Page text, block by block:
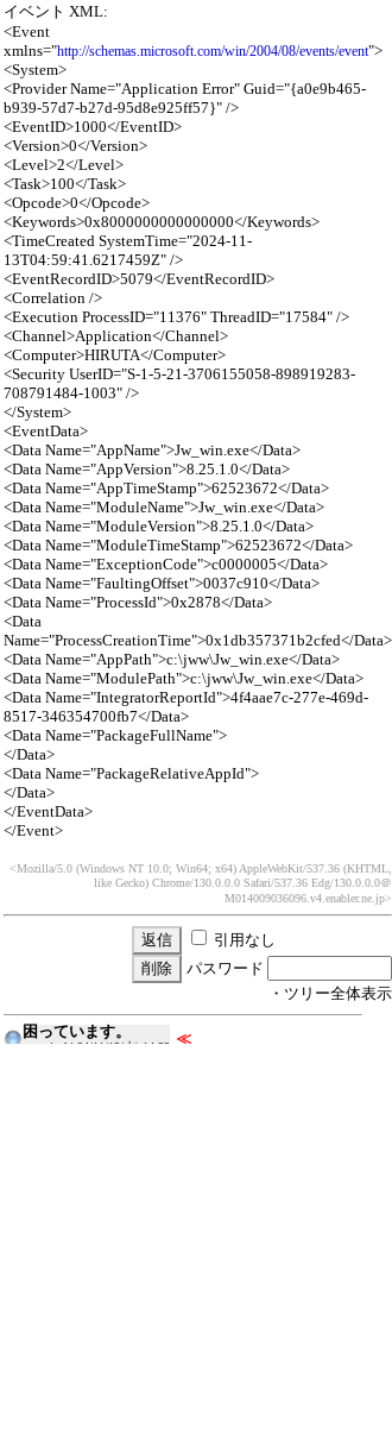
イベント XML:
<Event
xmlns="http://schemas.microsoft.com/win/2004/08/events/event">
<System>
<Provider Name="Application Error" Guid="{a0e9b465-
b939-57d7-b27d-95d8e925ff57}" />
<EventID>1000</EventID>
<Version>0</Version>
<Level>2</Level>
<Task>100</Task>
<Opcode>0</Opcode>
<Keywords>0x8000000000000000</Keywords>
<TimeCreated SystemTime="2024-11-
13T04:59:41.6217459Z" />
<EventRecordID>5079</EventRecordID>
<Correlation />
<Execution ProcessID="11376" ThreadID="17584" />
<Channel>Application</Channel>
<Computer>HIRUTA</Computer>
<Security UserID="S-1-5-21-3706155058-898919283-
708791484-1003" />
</System>
<EventData>
<Data Name="AppName">Jw_win.exe</Data>
<Data Name="AppVersion">8.25.1.0</Data>
<Data Name="AppTimeStamp">62523672</Data>
<Data Name="ModuleName">Jw_win.exe</Data>
<Data Name="ModuleVersion">8.25.1.0</Data>
<Data Name="ModuleTimeStamp">62523672</Data>
<Data Name="ExceptionCode">c0000005</Data>
<Data Name="FaultingOffset">0037c910</Data>
<Data Name="ProcessId">0x2878</Data>
<Data
Name="ProcessCreationTime">0x1db357371b2cfed</Data>
<Data Name="AppPath">c:\jww\Jw_win.exe</Data>
<Data Name="ModulePath">c:\jww\Jw_win.exe</Data>
<Data Name="IntegratorReportId">4f4aae7c-277e-469d-
8517-346354700fb7</Data>
<Data Name="PackageFullName">
</Data>
<Data Name="PackageRelativeAppId">
</Data>
</EventData>
</Event>
<Mozilla/5.0 (Windows NT 10.0; Win64; x64) AppleWebKit/537.36 (KHTML,
like Gecko) Chrome/130.0.0.0 Safari/537.36 Edg/130.0.0.0＠
M014009036096.v4.enabler.ne.jp>
引用なし
パスワード
・ツリー全体表示
困っています。
mizuki 24/11/13(水) 14:32 ≪